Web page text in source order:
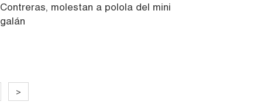
Contreras, molestan a polola del mini
galán
>